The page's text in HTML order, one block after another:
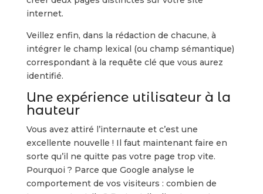
internet.
Veillez enfin, dans la rédaction de chacune, à
intégrer le champ lexical (ou champ sémantique)
correspondant à la requête clé que vous aurez
identifié.
Une expérience utilisateur à la
hauteur
Vous avez attiré l’internaute et c’est une
excellente nouvelle ! Il faut maintenant faire en
sorte qu’il ne quitte pas votre page trop vite.
Pourquoi ? Parce que Google analyse le
comportement de vos visiteurs : combien de